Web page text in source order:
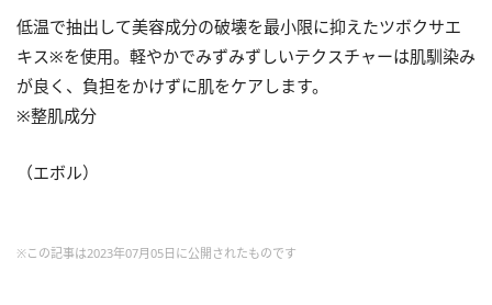
低温で抽出して美容成分の破壊を最小限に抑えたツボクサエ
キス※を使用。軽やかでみずみずしいテクスチャーは肌馴染み
が良く、負担をかけずに肌をケアします。
※整肌成分
（エボル）
※この記事は2023年07月05日に公開されたものです